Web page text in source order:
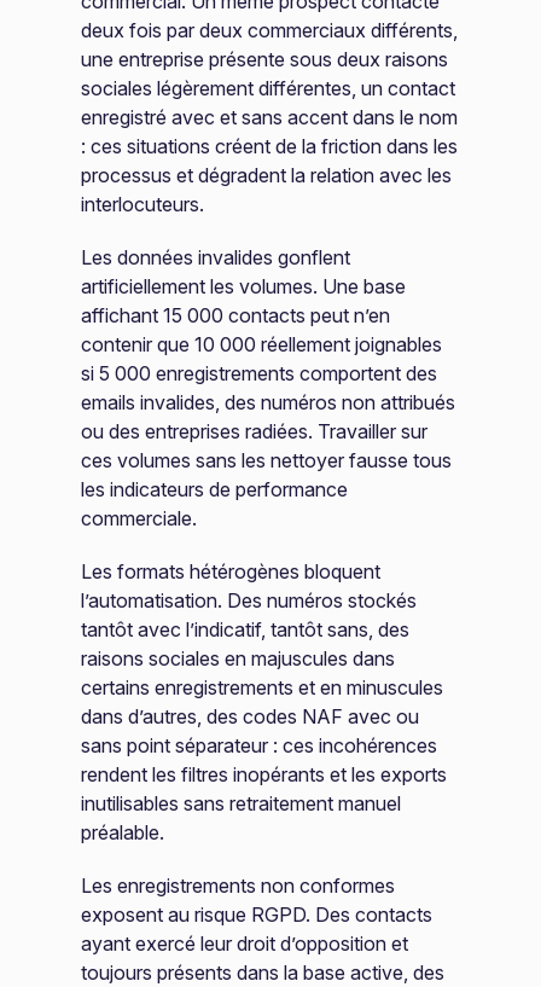
deux fois par deux commerciaux différents,
une entreprise présente sous deux raisons
sociales légèrement différentes, un contact
enregistré avec et sans accent dans le nom
: ces situations créent de la friction dans les
processus et dégradent la relation avec les
interlocuteurs.
Les données invalides gonflent
artificiellement les volumes. Une base
affichant 15 000 contacts peut n’en
contenir que 10 000 réellement joignables
si 5 000 enregistrements comportent des
emails invalides, des numéros non attribués
ou des entreprises radiées. Travailler sur
ces volumes sans les nettoyer fausse tous
les indicateurs de performance
commerciale.
Les formats hétérogènes bloquent
l’automatisation. Des numéros stockés
tantôt avec l’indicatif, tantôt sans, des
raisons sociales en majuscules dans
certains enregistrements et en minuscules
dans d’autres, des codes NAF avec ou
sans point séparateur : ces incohérences
rendent les filtres inopérants et les exports
inutilisables sans retraitement manuel
préalable.
Les enregistrements non conformes
exposent au risque RGPD. Des contacts
ayant exercé leur droit d’opposition et
toujours présents dans la base active, des